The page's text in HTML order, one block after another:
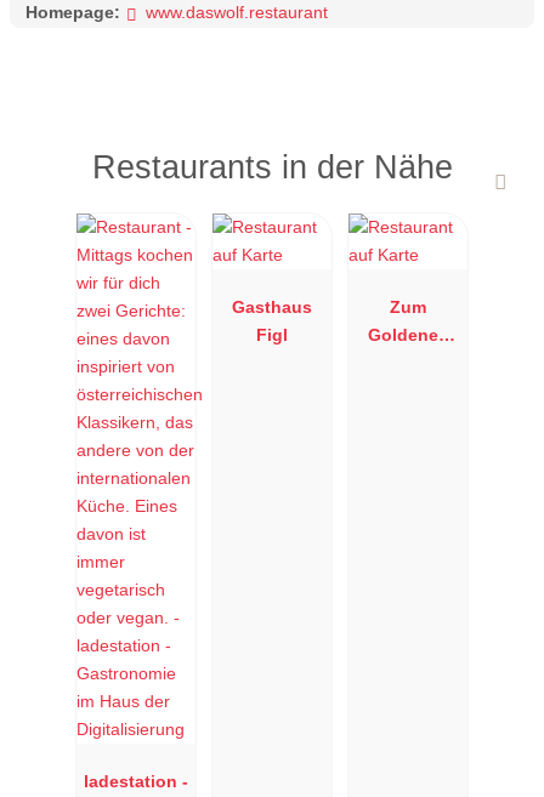
Homepage: www.daswolf.restaurant
Restaurants in der Nähe
ladestation -
Gasthaus
Figl
Zum
Goldenen